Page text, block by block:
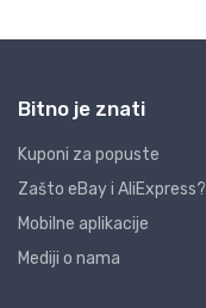
Bitno je znati
Kuponi za popuste
Zašto eBay i AliExpress?
Mobilne aplikacije
Mediji o nama